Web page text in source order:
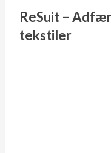
ReSuit –
tekstiler